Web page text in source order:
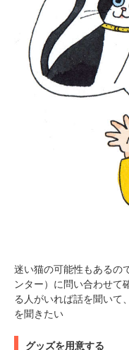
迷い猫の可能性もあるの
ンター）に問い合わせて
る人がいれば話を聞いて
を聞きたい
グッズを用意する